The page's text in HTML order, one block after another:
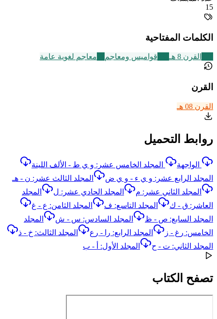
15
الكلمات المفتاحية
القرن 8 هـ قواميس ومعاجم معاجم لغوية عامة
القرن
القرن 08 هـ
روابط التحميل
الواجهة
المجلد الخامس عشر: و ي ط - الألف اللينة
المجلد الرابع عشر: و ي ء - و ي ض
المجلد الثالث عشر: ن - هـ
المجلد الثاني عشر: م
المجلد الحادي عشر: ل
المجلد
العاشر: ق - ك
المجلد التاسع: ف
المجلد الثامن: ع - غ
المجلد السابع: ص - ظ
المجلد السادس: س - ش
المجلد
الخامس: رغ - ز
المجلد الرابع: را - رع
المجلد الثالث: خ - ذ
المجلد الثاني: ت - ح
المجلد الأول: أ - ب
تصفح الكتاب